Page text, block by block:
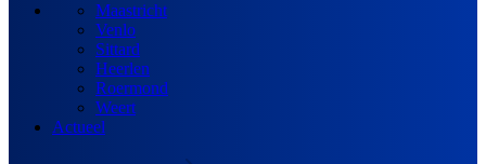
Maastricht
Venlo
Sittard
Heerlen
Roermond
Weert
Actueel